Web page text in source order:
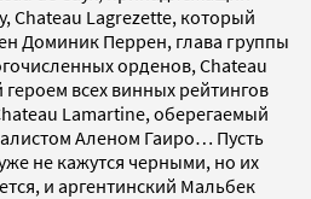
Chateau Lagrezette, который
Доминик Перрен, глава группы
орденов, Chateau
всех винных рейтингов
Lamartine, оберегаемый
Аленом Гаиро… Пусть
не кажутся черными, но их
и аргентинский Мальбек